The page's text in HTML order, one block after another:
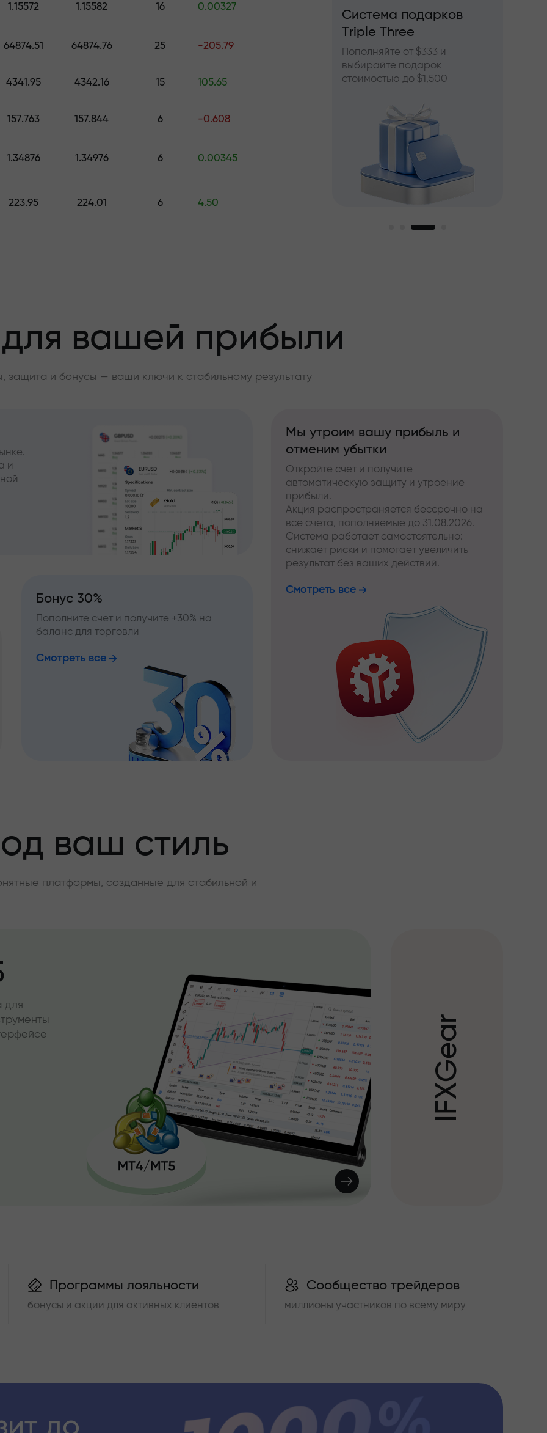
подарков
стоимостью до $1,500
—мы
прибыль
—самый крупный
1.15572 1.15582 16 0.00327
64874.51 64874.76 25 -205.79
4341.95 4342.16 15 105.65
157.763 157.844 6 -0.608
1.34876 1.34976 6 0.00345
223.95 224.01 6 4.50
курсы и вебинары для всех
Форекс, крипто и фьючерсам
Система подарков
Triple Three
Пополняйте от $333 и
выбирайте подарок
стоимостью до $1,500
вашей прибыли
защита и бонусы — ваши ключи к стабильному результату
и
Бонус 30%
Пополните счет и получите +30% на
баланс для торговли
Смотреть все
Мы утроим вашу прибыль и
отменим убытки
Откройте счет и получите
автоматическую защиту и утроение
прибыли.
Акция распространяется бессрочно на
все счета, пополняемые до 31.08.2026.
Система работает самостоятельно:
снижает риски и помогает увеличить
результат без ваших действий.
Смотреть все
ваш стиль
платформы, созданные для стабильной и
для
I
F
X
G
e
a
r
Программы лояльности
бонусы и акции для активных клиентов
Сообщество трейдеров
миллионы участников по всему миру
до